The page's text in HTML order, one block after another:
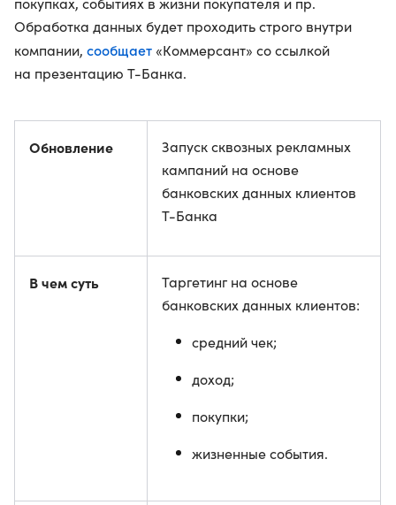
Обработка данных будет проходить строго внутри
компании, сообщает «Коммерсант» со ссылкой
на презентацию Т-Банка.
Обновление
Запуск сквозных рекламных
кампаний на основе
банковских данных клиентов
Т-Банка
В чем суть
Таргетинг на основе
банковских данных клиентов:
средний чек;
доход;
покупки;
жизненные события.